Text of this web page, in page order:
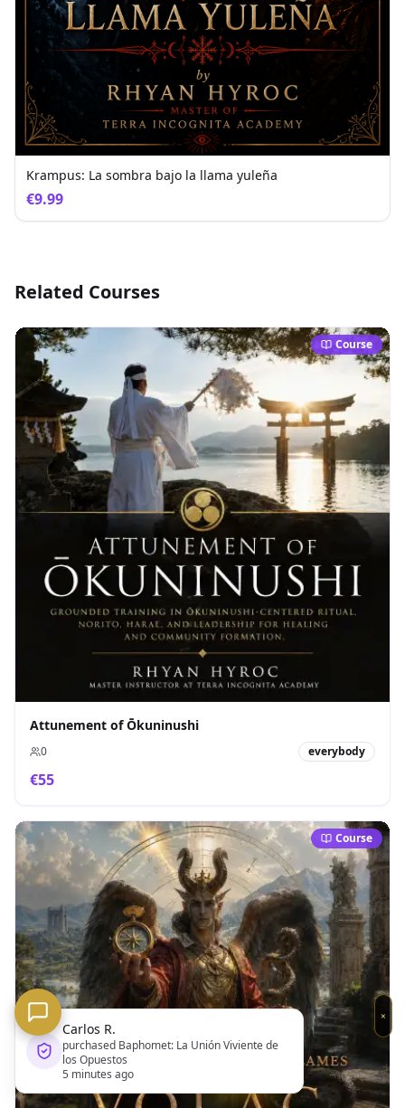
×
Krampus: La sombra bajo la llama yuleña
€9.99
Related Courses
Course
Attunement of Ōkuninushi
0 everybody
€55
Course
Carlos R.
purchased Baphomet: La Unión Viviente de
los Opuestos
5 minutes ago